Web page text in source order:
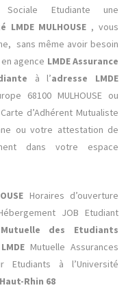
Etudiante une
MULHOUSE , vous
sans même avoir besoin
agence LMDE Assurance
à l’adresse LMDE
68100 MULHOUSE ou
d’Adhérent Mutualiste
ou votre attestation de
dans votre espace
Horaires d’ouverture
JOB Etudiant
des Etudiants
Mutuelle Assurances
à l’Université
Haut-Rhin 68